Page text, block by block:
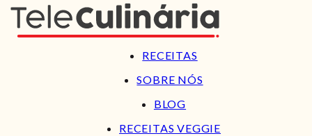
RECEITAS
SOBRE NÓS
BLOG
RECEITAS VEGGIE